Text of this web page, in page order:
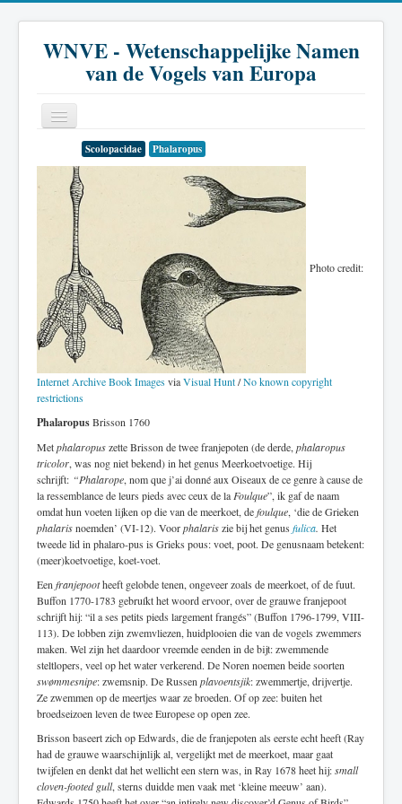
WNVE - Wetenschappelijke Namen
van de Vogels van Europa
Inleiding
Soort
Genus
Familie
Historie
Literatuur
Scolopacidae Phalaropus
Photo credit:
Internet Archive Book ImagesviaVisual Hunt/No known copyright
restrictions
PhalaropusBrisson 1760
Metphalaropuszette Brisson de twee franjepoten (de derde, phalaropus
tricolor, was nog niet bekend) in het genus Meerkoetvoetige. Hij
schrijft: “Phalarope, nom que j’ai donné aux Oiseaux de ce genre à cause de
la ressemblance de leurs pieds avec ceux de la Foulque”, ik gaf de naam
omdat hun voeten lijken op die van de meerkoet, defoulque, ‘die de Grieken
phalarisnoemden’ (VI-12). Voorphalariszie bij het genus fulica. Het
tweede lid in phalaro-pus is Grieks pous: voet, poot. De genusnaam betekent:
(meer)koetvoetige, koet-voet.
Een franjepootheeft gelobde tenen, ongeveer zoals de meerkoet, of de fuut.
Buffon 1770-1783 gebruíkt het woord ervoor, over de grauwe franjepoot
schrijft hij: “il a ses petits pieds largement frangés” (Buffon 1796-1799, VIII-
113). De lobben zijn zwemvliezen, huidplooien die van de vogels zwemmers
maken. Wel zijn het daardoor vreemde eenden in de bijt: zwemmende
steltlopers, veel op het water verkerend. De Noren noemen beide soorten
swømmesnipe: zwemsnip. De Russen plavoentsjik: zwemmertje, drijvertje.
Ze zwemmen op de meertjes waar ze broeden. Of op zee: buiten het
broedseizoen leven de twee Europese op open zee.
Brisson baseert zich op Edwards, die de franjepoten als eerste echt heeft (Ray
had de grauwe waarschijnlijk al, vergelijkt met de meerkoet, maar gaat
twijfelen en denkt dat het wellicht een stern was, in Ray 1678 heet hij:small
cloven-footed gull, sterns duidde men vaak met ‘kleine meeuw’ aan).